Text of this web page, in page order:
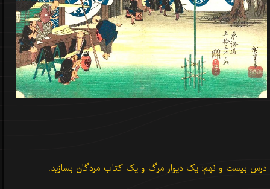
درس بیست و نهم: یک دیوار مرگ و یک کتاب مردگان بسازید.